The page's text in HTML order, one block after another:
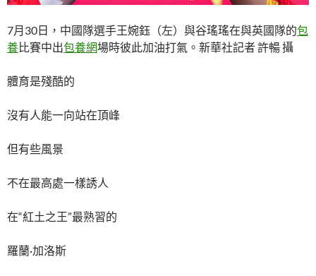
7月30日，中國隊選手王婉鈺（左）與谷瑤瑤在與英國隊的包
養比賽中出包養網場時彼此加油打氣。新華社記者 許暢 攝
體育是殘酷的
沒有人能一向站在頂峰
但有些風景
不在最高處一樣誘人
在“紅土之王”最熟習的
羅蘭·加洛斯